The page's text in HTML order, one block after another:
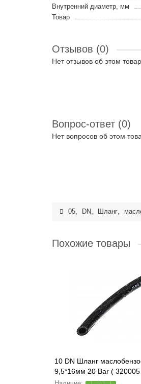
Внутренний диаметр, мм
Товар
Отзывов (0)
Нет отзывов об этом
Вопрос-ответ (0)
Нет вопросов об этом
05, DN, Шланг,
Похожие товары
10 DN Шланг
9,5*16мм 20 Bar (